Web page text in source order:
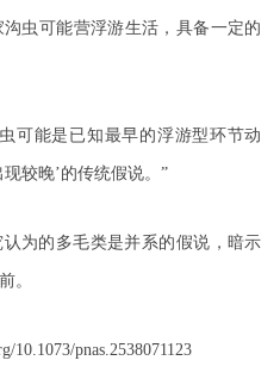
虫可能营浮游生活，具备一定的
可能是已知最早的浮游型环节动
较晚’的传统假说。”
为的多毛类是并系的假说，暗示
。
10.1073/pnas.2538071123